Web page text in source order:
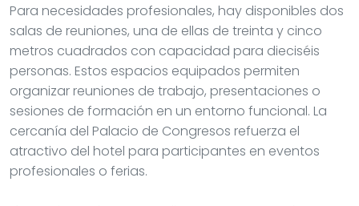
Para necesidades profesionales, hay disponibles dos
salas de reuniones, una de ellas de treinta y cinco
metros cuadrados con capacidad para dieciséis
personas. Estos espacios equipados permiten
organizar reuniones de trabajo, presentaciones o
sesiones de formación en un entorno funcional. La
cercanía del Palacio de Congresos refuerza el
atractivo del hotel para participantes en eventos
profesionales o ferias.